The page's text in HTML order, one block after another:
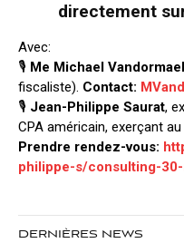
directement
Avec:
🎙 Me Michael Vandormael
fiscaliste). Contact:
🎙 Jean-Philippe Saurat,
CPA américain, exerçant
Prendre rendez-vous:
philippe-s/consulting-
DERNIÈRES NEWS